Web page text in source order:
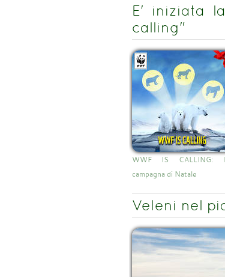
E' iniziata
calling"
WWF IS CALLING:
campagna di Natale
Veleni nel